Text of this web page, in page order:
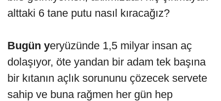
alttaki 6 tane putu nasıl kıracağız?
Bugün yeryüzünde 1,5 milyar insan aç
dolaşıyor, öte yandan bir adam tek başına
bir kıtanın açlık sorununu çözecek servete
sahip ve buna rağmen her gün hep